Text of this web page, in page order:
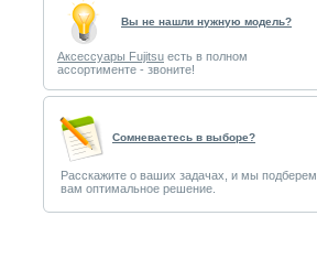
Вы не нашли нужную модель?
Аксессуары Fujitsu есть в полном
ассортименте - звоните!
Cомневаетесь в выборе?
Расскажите о ваших задачах, и мы подберем
вам оптимальное решение.